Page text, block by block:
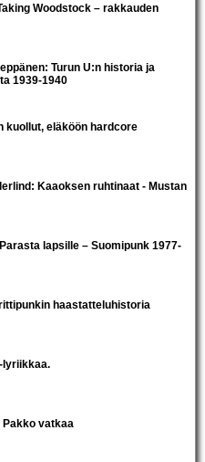
Woodstock – rakkauden
Turun U:n historia ja
1939-1940
kuollut, eläköön hardcore
Kaaoksen ruhtinaat - Mustan
lapsille – Suomipunk 1977-
haastatteluhistoria
lyriikkaa.
vatkaa